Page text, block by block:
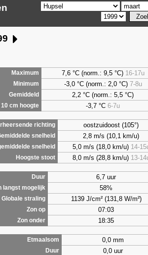
Maximum 7,6°C (norm.: 9,5 °C) 16-17u
Minimum -3,0 °C (norm.: 2,0 °C) 7-8u
Gemiddeld 2,2 °C (norm.: 5,5 °C)
10 cm hoogte -3,7 °C 6-7u
richting oostzuidoost (105°)
snelheid 2,8 m/s (10,1 km/u)
snelheid 5,0 m/s (18,0 km/u) 14-
Hoogste stoot 8,0 m/s (28,8 km/u) 13-
Duur 6,7 uur
langst mogelijk 58%
Globale straling 1139 J/cm² (131,8 W/m²)
Zon op 07:03
Zon onder 18:35
Etmaalsom 0,0 mm
Duur 0,0 uur